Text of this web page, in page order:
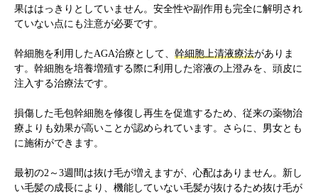
果ははっきりとしていません。安全性や副作用も完全に解明され
ていない点にも注意が必要です。
幹細胞を利用したAGA治療として、 幹細胞上清液療法がありま
す。幹細胞を培養増殖する際に利用した溶液の上澄みを、頭皮に
注入する治療法です。
損傷した毛包幹細胞を修復し再生を促進するため、従来の薬物治
療よりも効果が高いことが認められています。さらに、男女とも
に施術ができます。
最初の2～3週間は抜け毛が増えますが、心配はありません。新し
い毛髪の成長により、機能していない毛髪が抜けるため抜け毛が